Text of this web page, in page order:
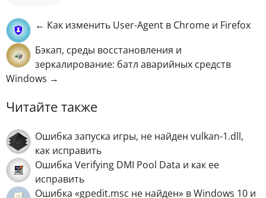
← Как изменить User-Agent в Chrome и Firefox
Бэкап, среды восстановления и
зеркалирование: батл аварийных средств
Windows →
Читайте также
Ошибка запуска игры, не найден vulkan-1.dll,
как исправить
Ошибка Verifying DMI Pool Data и как ее
исправить
Ошибка «gpedit.msc не найден» в Windows 10 и